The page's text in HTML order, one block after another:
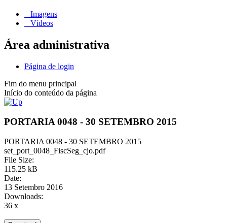
Imagens
Vídeos
Área administrativa
Página de login
Fim do menu principal
Início do conteúdo da página
PORTARIA 0048 - 30 SETEMBRO 2015
PORTARIA 0048 - 30 SETEMBRO 2015
set_port_0048_FiscSeg_cjo.pdf
File Size:
115.25 kB
Date:
13 Setembro 2016
Downloads:
36 x